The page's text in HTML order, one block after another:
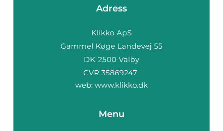
Adress
web: www.klikko.dk
Menu